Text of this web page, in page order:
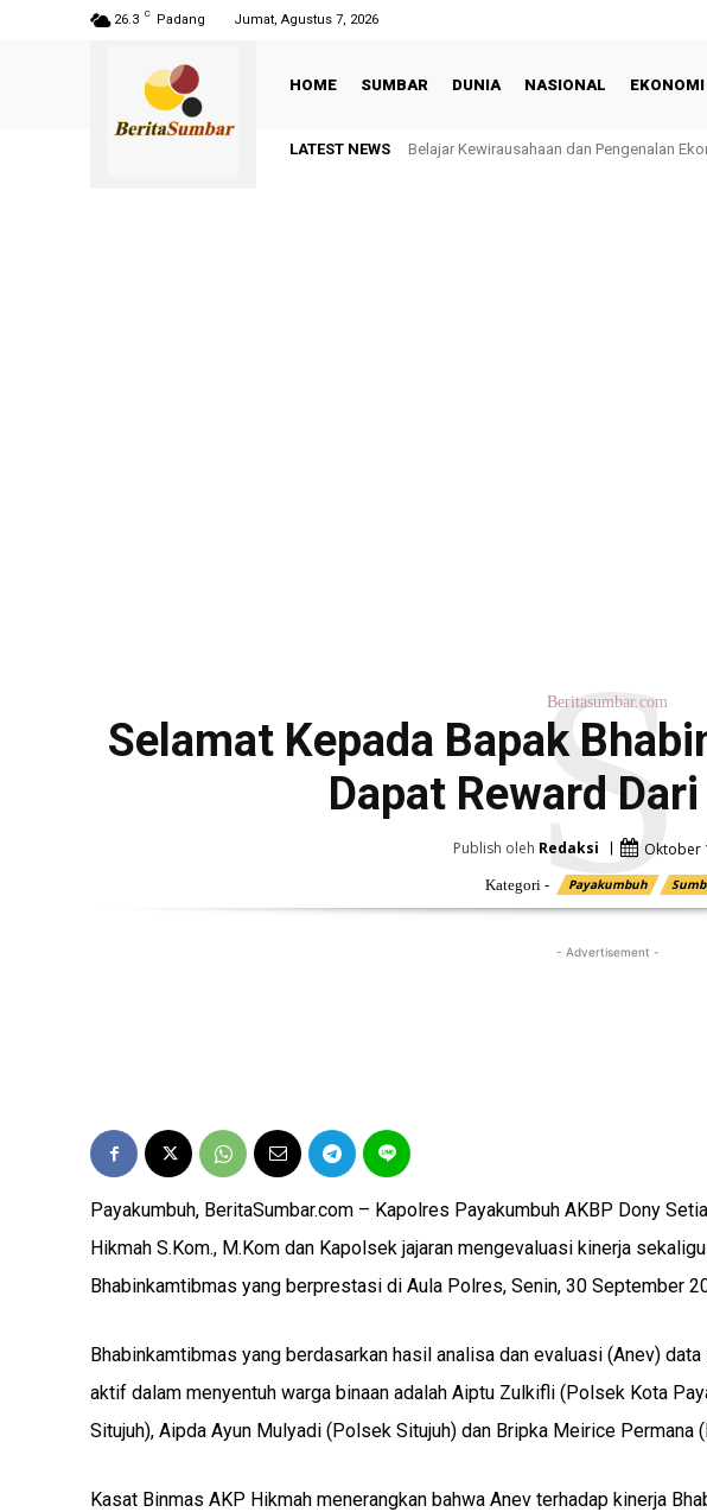
26.3 C Padang Jumat, Agustus 7, 2026
HOME SUMBAR DUNIA NASIONAL EKONOMI
LATEST NEWS
Belajar Kewirausahaan dan Pengenalan
Beritasumbar.com
Selamat Kepada Bapak
Dapat RewardS
Publish oleh Redaksi Oktober
Kategori - Payakumbuh
- Advertisement -
Payakumbuh, BeritaSumbar.com – Kapolres Payakumbuh AKBP Dony
Hikmah S.Kom., M.Kom dan Kapolsek jajaran mengevaluasi kinerja
Bhabinkamtibmas yang berprestasi di Aula Polres, Senin, 30 September
Bhabinkamtibmas yang berdasarkan hasil analisa dan evaluasi (Anev)
aktif dalam menyentuh warga binaan adalah Aiptu Zulkifli (Polsek Kota
Situjuh), Aipda Ayun Mulyadi (Polsek Situjuh) dan Bripka Meirice Permana
Kasat Binmas AKP Hikmah menerangkan bahwa Anev terhadap kinerja